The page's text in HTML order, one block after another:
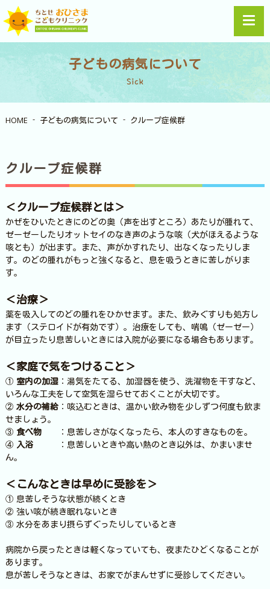
子どもの病気について
Sick
HOME 子どもの病気について クループ症候群
クループ症候群
＜クループ症候群とは＞
かぜをひいたときにのどの奥（声を出すところ）あたりが腫れて、
ゼーゼーしたりオットセイのなき声のような咳（犬がほえるような
咳とも）が出ます。また、声がかすれたり、出なくなったりしま
す。のどの腫れがもっと強くなると、息を吸うときに苦しがりま
す。
＜治療＞
薬を吸入してのどの腫れをひかせます。また、飲みぐすりも処方し
ます（ステロイドが有効です）。治療をしても、喘鳴（ゼーゼー）
が目立ったり息苦しいときには入院が必要になる場合もあります。
＜家庭で気をつけること＞
① 室内の加湿：湯気をたてる、加湿器を使う、洗濯物を干すなど、
いろんな工夫をして空気を湿らせておくことが大切です。
② 水分の補給：咳込むときは、温かい飲み物を少しずつ何度も飲ま
せましょう。
③ 食べ物：息苦しさがなくなったら、本人のすきなものを。
④ 入浴：息苦しいときや高い熱のとき以外は、かまいませ
ん。
＜こんなときは早めに受診を＞
① 息苦しそうな状態が続くとき
② 強い咳が続き眠れないとき
③ 水分をあまり摂らずぐったりしているとき
病院から戻ったときは軽くなっていても、夜またひどくなることが
あります。
息が苦しそうなときは、お家でがまんせずに受診してください。